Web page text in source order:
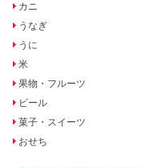
カニ
うなぎ
うに
米
果物・フルーツ
ビール
菓子・スイーツ
おせち